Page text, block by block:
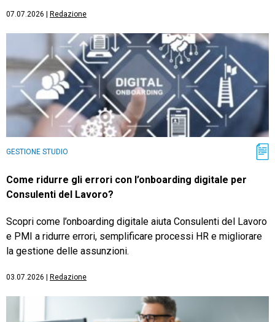
07.07.2026 Redazione
GESTIONE STUDIO
Come ridurre gli errori con l’onboarding digitale per
Consulenti del Lavoro?
Scopri come l’onboarding digitale aiuta Consulenti del Lavoro
e PMI a ridurre errori, semplificare processi HR e migliorare
la gestione delle assunzioni.
03.07.2026 Redazione